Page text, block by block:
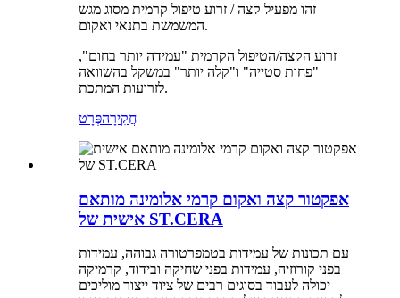
זהו מפעיל קצה / זרוע טיפול קרמית מסוג מגש
המשמשת בתנאי ואקום.
זרוע הקצה/הטיפול הקרמית "עמידה יותר בחום",
"פחות סטייה" ו"קלה יותר" במשקל בהשוואה
לזרועות המתכת.
חֲקִירָהפְּרָט
אפקטור קצה ואקום קרמי אלומינה מותאם
אישית של ST.CERA
עם תכונות של עמידות בטמפרטורה גבוהה, עמידות
בפני קורוזיה, עמידות בפני שחיקה ובידוד, קרמיקה
יכולה לעבוד בסוגים רבים של ציוד ייצור מוליכים